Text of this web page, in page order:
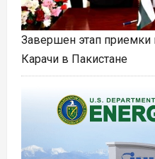
Завершен этап приемки
Карачи в Пакистане